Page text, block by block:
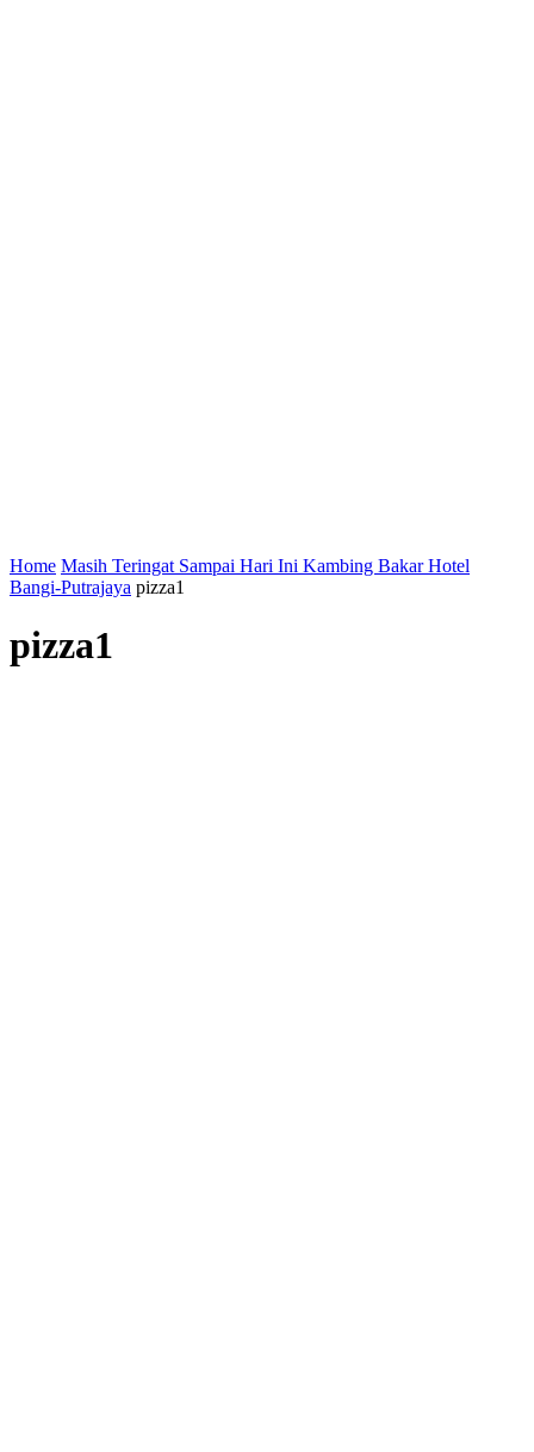
Home Masih Teringat Sampai Hari Ini Kambing Bakar Hotel
Bangi-Putrajaya pizza1
pizza1